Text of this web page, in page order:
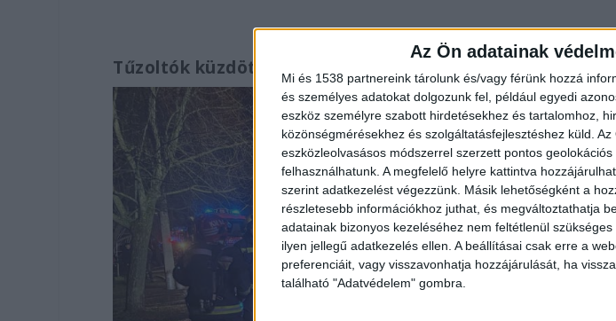
Az Ön adatainak
Mi és 1538 partnereink tárolunk és/vagy férünk hozzá
és személyes adatokat dolgozunk fel, például egyedi
eszköz személyre szabott hirdetésekhez és tartalomhoz,
közönségmérésekhez és szolgáltatásfejlesztéshez küld. Az
eszközleolvasásos módszerrel szerzett pontos
felhasználhatunk. A megfelelő helyre kattintva
szerint adatkezelést végezzünk. Másik lehetőségként a
részletesebb információkhoz juthat, és megváltoztathatja
adatainak bizonyos kezeléséhez nem feltétlenül
ilyen jellegű adatkezelés ellen. A beállításai csak erre a
preferenciáit, vagy visszavonhatja hozzájárulását, ha
található "Adatvédelem" gombra.
Tűzoltók küzdöttek a lángokkal